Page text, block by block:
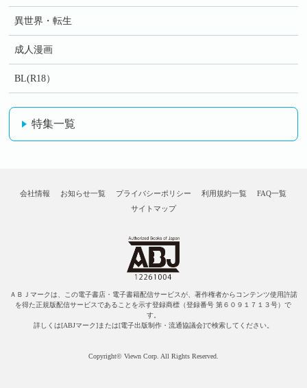
異世界・転生
成人漫画
BL(R18）
特集一覧
会社情報 お知らせ一覧 プライバシーポリシー 利用規約一覧
FAQ一覧
サイトマップ
ＡＢＪマークは、この電子書店・電子書籍配信サービスが、著作権者からコンテンツ使用許諾
を得た正規版配信サービスであることを示す登録商標（登録番号 第６０９１７１３号）で
す。
詳しくは[ABJマーク]または[電子出版制作・流通協議会]で検索してください。
Copyright© Viewn Corp. All Rights Reserved.